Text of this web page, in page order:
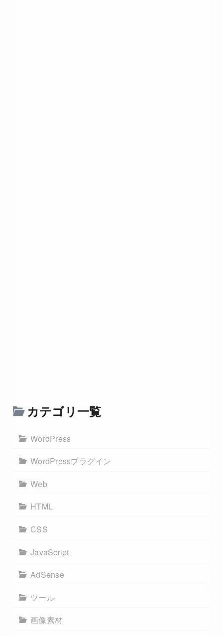
カテゴリ一覧
WordPress
WordPressプラグイン
Web
HTML
CSS
JavaScript
AdSense
ツール
画像素材